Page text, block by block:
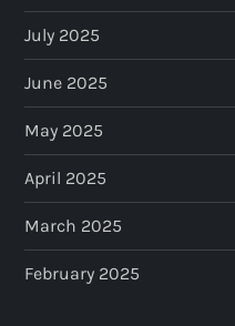
July 2025
June 2025
May 2025
April 2025
March 2025
February 2025